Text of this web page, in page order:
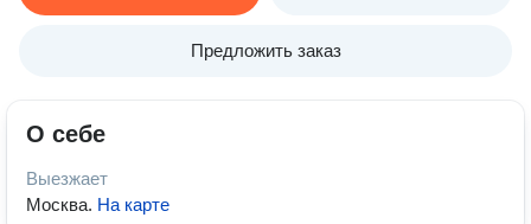
Предложить заказ
О себе
Выезжает
Москва. На карте